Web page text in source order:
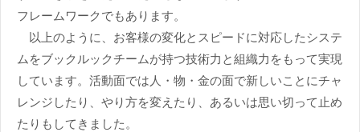
フレームワークでもあります。
以上のように、お客様の変化とスピードに対応したシステ
ムをブックルックチームが持つ技術力と組織力をもって実現
しています。活動面では人・物・金の面で新しいことにチャ
レンジしたり、やり方を変えたり、あるいは思い切って止め
たりもしてきました。